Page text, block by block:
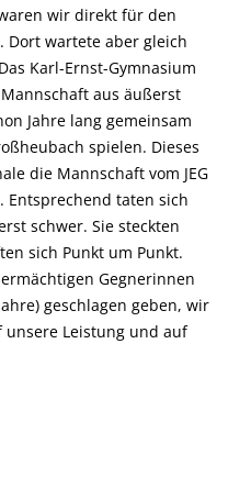
wir direkt für den
Dort wartete aber gleich
Karl-Ernst-Gymnasium
aus äußerst
Jahre lang gemeinsam
spielen. Dieses
die Mannschaft vom JEG
Entsprechend taten sich
schwer. Sie steckten
sich Punkt um Punkt.
Gegnerinnen
geschlagen geben, wir
Leistung und auf